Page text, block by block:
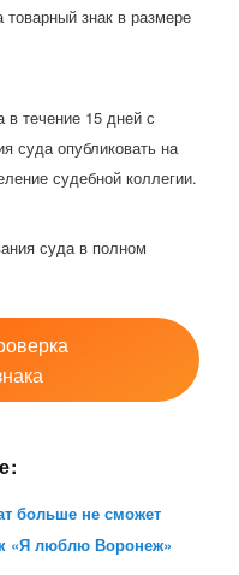
знак в размере
в течение 15 дней с
суда опубликовать на
судебной коллегии.
суда в полном
больше не сможет
«Я люблю Воронеж»